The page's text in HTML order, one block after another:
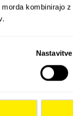
kombinirajo
Nastavitve
ter razvoju
se na